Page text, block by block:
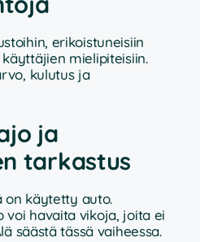
erikoistuneisiin
mielipiteisiin.
kulutus ja
ja
tarkastus
on käytetty auto.
voi havaita vikoja, joita ei
säästä tässä vaiheessa.